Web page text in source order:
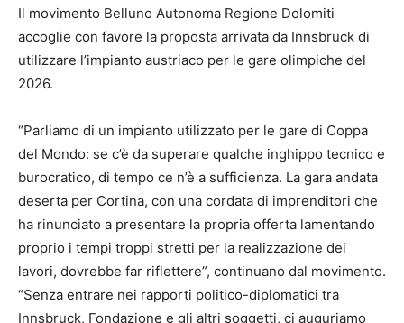
Il movimento Belluno Autonoma Regione Dolomiti
accoglie con favore la proposta arrivata da Innsbruck di
utilizzare l’impianto austriaco per le gare olimpiche del
2026.
“Parliamo di un impianto utilizzato per le gare di Coppa
del Mondo: se c’è da superare qualche inghippo tecnico e
burocratico, di tempo ce n’è a sufficienza. La gara andata
deserta per Cortina, con una cordata di imprenditori che
ha rinunciato a presentare la propria offerta lamentando
proprio i tempi troppi stretti per la realizzazione dei
lavori, dovrebbe far riflettere”, continuano dal movimento.
“Senza entrare nei rapporti politico-diplomatici tra
Innsbruck, Fondazione e gli altri soggetti, ci auguriamo